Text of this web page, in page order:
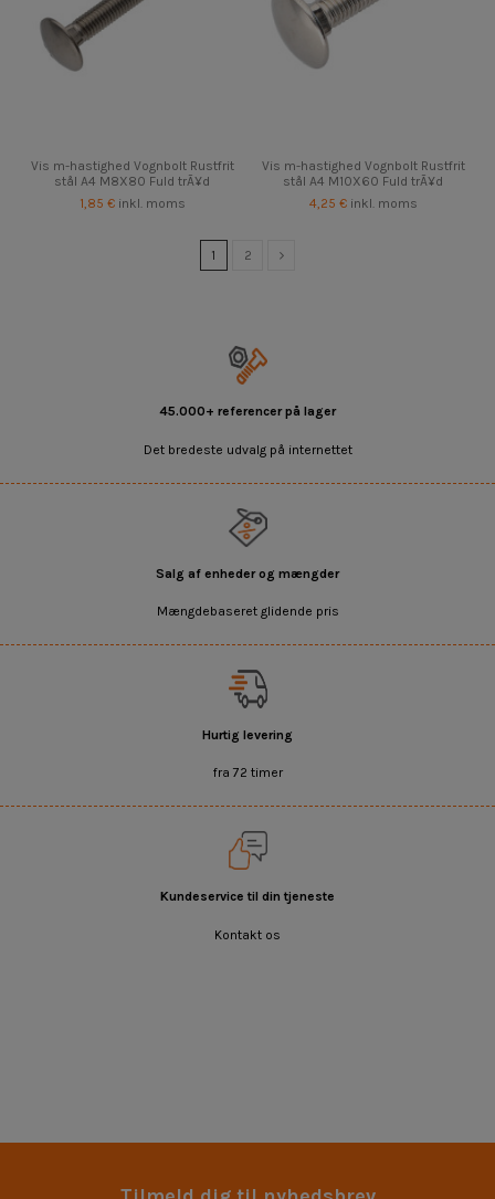
Vis m-hastighed Vognbolt Rustfrit
stål A4 M8X80 Fuld trÃ¥d
1,85 € inkl. moms
Vis m-hastighed Vognbolt Rustfrit
stål A4 M10X60 Fuld trÃ¥d
4,25 € inkl. moms
1 2
45.000+ referencer på lager
Det bredeste udvalg på internettet
Salg af enheder og mængder
Mængdebaseret glidende pris
Hurtig levering
fra 72 timer
Kundeservice til din tjeneste
Kontakt os